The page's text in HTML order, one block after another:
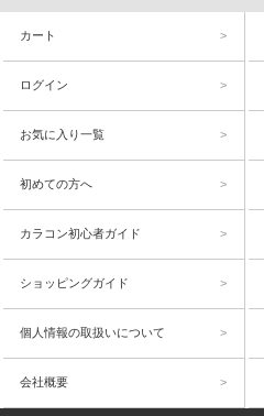
カート
ログイン
お気に入り一覧
初めての方へ
カラコン初心者ガイド
ショッピングガイド
個人情報の取扱いについて
会社概要